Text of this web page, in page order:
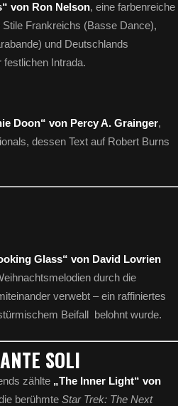
von Ron Nelson, eine farbenreiche
Frankreichs (Basse Dance),
und Deutschlands
Intrada.
Doon“ von Percy A. Grainger,
dessen Text auf Robert Burns
Glass“ von David Lovrien
durch die
verwebt – ein raffiniertes
Beifall belohnt wurde.
SOLI
zählte „The Inner Light“ von
berühmte Star Trek: The Next